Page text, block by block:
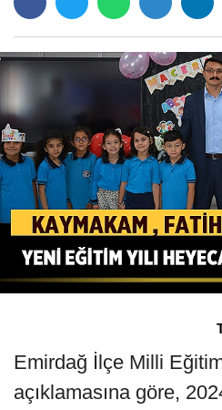
Emirdağ İlçe Milli
açıklamasına göre,